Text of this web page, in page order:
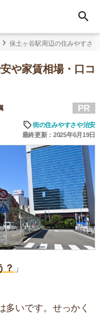
保土ヶ谷駅周辺の住みやすさ
や家賃相場・口コ
PR
街の住みやすさや治安
最終更新：2025年6月19日
？ 」
多いです。せっかく